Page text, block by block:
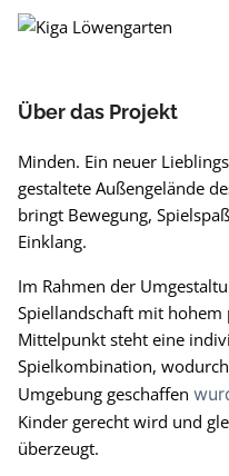
Über das Projekt
Minden. Ein neuer
gestaltete Außengelände
bringt Bewegung,
Einklang.
Im Rahmen der
Spiellandschaft mit hohem
Mittelpunkt steht eine
Spielkombination,
Umgebung geschaffen
Kinder gerecht wird und
überzeugt.